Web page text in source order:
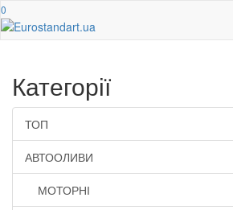
0
Категорії
ТОП
АВТООЛИВИ
МОТОРНІ